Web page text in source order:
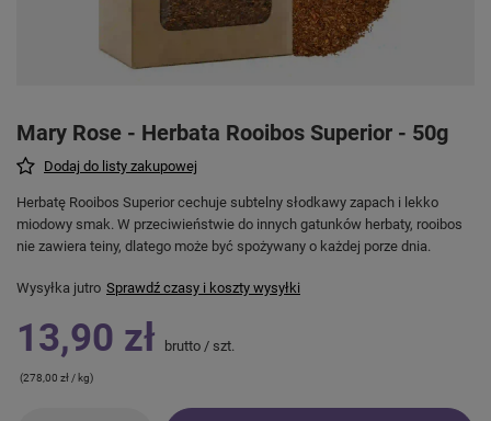
Mary Rose - Herbata Rooibos Superior - 50g
Dodaj do listy zakupowej
Herbatę Rooibos Superior cechuje subtelny słodkawy zapach i lekko
miodowy smak. W przeciwieństwie do innych gatunków herbaty, rooibos
nie zawiera teiny, dlatego może być spożywany o każdej porze dnia.
Wysyłka jutro Sprawdź czasy i koszty wysyłki
13,90 zł brutto / szt.
(278,00 zł / kg)